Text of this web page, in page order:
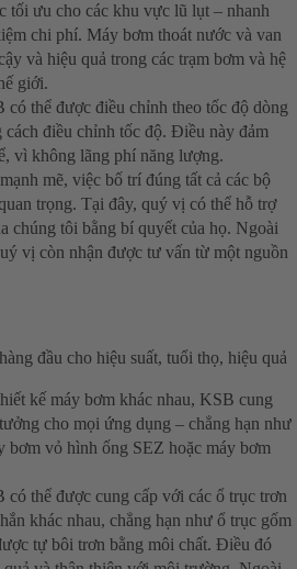
tối ưu cho các khu vực lũ lụt – nhanh
chi phí. Máy bơm thoát nước và van
và hiệu quả trong các trạm bơm và hệ
giới.
thể được điều chỉnh theo tốc độ dòng
cách điều chỉnh tốc độ. Điều này đảm
vì không lãng phí năng lượng.
mẽ, việc bố trí đúng tất cả các bộ
trọng. Tại đây, quý vị có thể hỗ trợ
chúng tôi bằng bí quyết của họ. Ngoài
vị còn nhận được tư vấn từ một nguồn
đầu cho hiệu suất, tuổi thọ, hiệu quả
kế máy bơm khác nhau, KSB cung
cho mọi ứng dụng – chẳng hạn như
bơm vỏ hình ống SEZ hoặc máy bơm
thể được cung cấp với các ổ trục trơn
khác nhau, chẳng hạn như ổ trục gốm
tự bôi trơn bằng môi chất. Điều đó